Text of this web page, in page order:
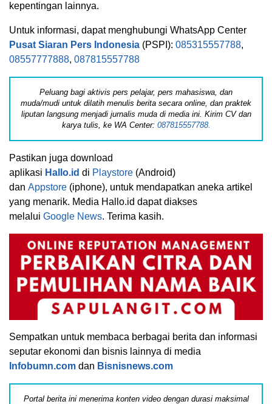
kepentingan lainnya.
Untuk informasi, dapat menghubungi WhatsApp Center
Pusat Siaran Pers Indonesia (PSPI): 085315557788,
08557777888, 087815557788
Peluang bagi aktivis pers pelajar, pers mahasiswa, dan
muda/mudi untuk dilatih menulis berita secara online, dan praktek
liputan langsung menjadi jurnalis muda di media ini. Kirim CV dan
karya tulis, ke WA Center: 087815557788.
Pastikan juga download
aplikasi Hallo.id di Playstore (Android)
dan Appstore (iphone), untuk mendapatkan aneka artikel
yang menarik. Media Hallo.id dapat diakses
melalui Google News. Terima kasih.
Sempatkan untuk membaca berbagai berita dan informasi
seputar ekonomi dan bisnis lainnya di media
Infobumn.com dan Bisnisnews.com
Portal berita ini menerima konten video dengan durasi maksimal